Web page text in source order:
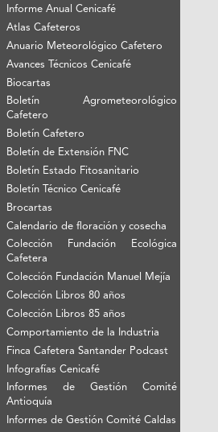
Informe Anual Cenicafé
Atlas Cafeteros
Anuario Meteorológico Cafetero
Avances Técnicos Cenicafé
Biocartas
Boletín Agrometeorológico
Cafetero
Boletín Cafetero
Boletín de Extensión FNC
Boletín Estado Fitosanitario
Boletín Técnico Cenicafé
Brocartas
Calendario de floración y cosecha
Colección Fundación Ecológica
Cafetera
Colección Fundación Manuel Mejía
Colección Libros 80 años
Colección Libros 85 años
Comportamiento de la Industria
Finca Cafetera Santander Podcast
Infografías Cenicafé
Informes de Gestión Comité
Antioquía
Informes de Gestión Comité Caldas